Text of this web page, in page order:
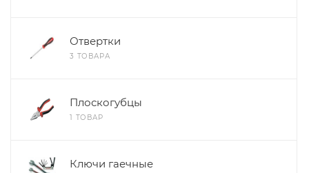
Отвертки
3 ТОВАРА
Плоскогубцы
1 ТОВАР
Ключи гаечные